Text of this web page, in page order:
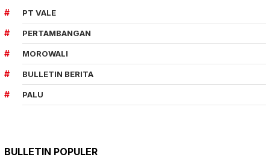
PT VALE
PERTAMBANGAN
MOROWALI
BULLETIN BERITA
PALU
BULLETIN POPULER